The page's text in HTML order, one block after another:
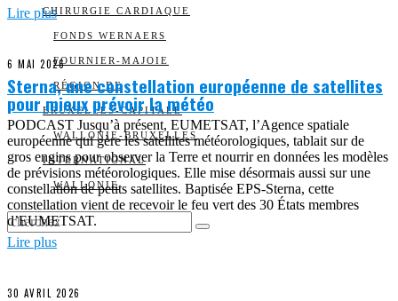
CHIRURGIE CARDIAQUE
FONDS WERNAERS
FOURNIER-MAJOIE
RÉGION DE
BRUXELLES-CAPITALE
WALLONIE-BRUXELLES
INTERNATIONAL
WALLONIE
Lire plus
6 MAI 2026
Sterna, une constellation européenne de satellites
pour mieux prévoir la météo
PODCAST Jusqu’à présent, EUMETSAT, l’Agence spatiale
européenne qui gère les satellites météorologiques, tablait sur de
gros engins pour observer la Terre et nourrir en données les modèles
de prévisions météorologiques. Elle mise désormais aussi sur une
constellation de petits satellites. Baptisée EPS-Sterna, cette
constellation vient de recevoir le feu vert des 30 États membres
d’EUMETSAT.
Lire plus
30 AVRIL 2026